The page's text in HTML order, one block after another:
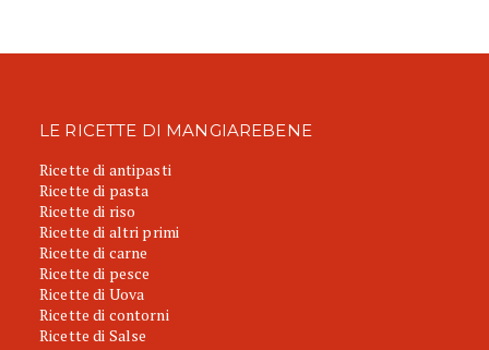
LE RICETTE DI MANGIAREBENE
Ricette di antipasti
Ricette di pasta
Ricette di riso
Ricette di altri primi
Ricette di carne
Ricette di pesce
Ricette di Uova
Ricette di contorni
Ricette di Salse